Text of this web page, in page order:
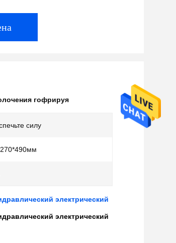
гофрируя
силу
электрический
электрический